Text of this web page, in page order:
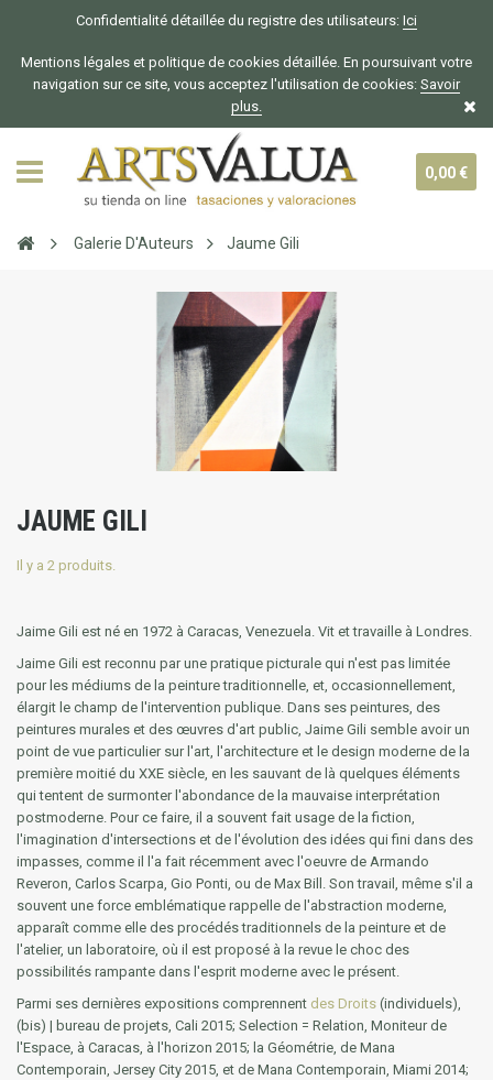
Confidentialité détaillée du registre des utilisateurs: Ici
Mentions légales et politique de cookies détaillée. En poursuivant votre
navigation sur ce site, vous acceptez l'utilisation de cookies: Savoir
plus.
0,00 €
Galerie D'Auteurs Jaume Gili
JAUME GILI
Il y a 2 produits.
Jaime Gili est né en 1972 à Caracas, Venezuela. Vit et travaille à Londres.
Jaime Gili est reconnu par une pratique picturale qui n'est pas limitée
pour les médiums de la peinture traditionnelle, et, occasionnellement,
élargit le champ de l'intervention publique. Dans ses peintures, des
peintures murales et des œuvres d'art public, Jaime Gili semble avoir un
point de vue particulier sur l'art, l'architecture et le design moderne de la
première moitié du XXE siècle, en les sauvant de là quelques éléments
qui tentent de surmonter l'abondance de la mauvaise interprétation
postmoderne. Pour ce faire, il a souvent fait usage de la fiction,
l'imagination d'intersections et de l'évolution des idées qui fini dans des
impasses, comme il l'a fait récemment avec l'oeuvre de Armando
Reveron, Carlos Scarpa, Gio Ponti, ou de Max Bill. Son travail, même s'il a
souvent une force emblématique rappelle de l'abstraction moderne,
apparaît comme elle des procédés traditionnels de la peinture et de
l'atelier, un laboratoire, où il est proposé à la revue le choc des
possibilités rampante dans l'esprit moderne avec le présent.
Parmi ses dernières expositions comprennent des Droits (individuels),
(bis) | bureau de projets, Cali 2015; Selection = Relation, Moniteur de
l'Espace, à Caracas, à l'horizon 2015; la Géométrie, de Mana
Contemporain, Jersey City 2015, et de Mana Contemporain, Miami 2014;